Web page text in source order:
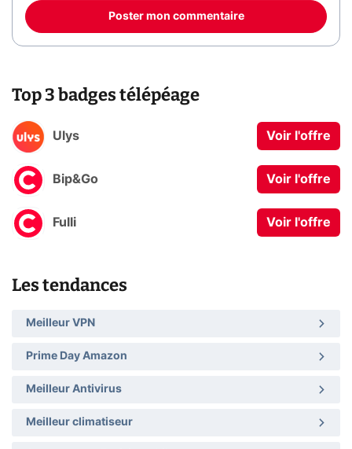
Poster mon commentaire
Top 3 badges télépéage
Ulys Voir l'offre
Bip&Go Voir l'offre
Fulli Voir l'offre
Les tendances
Meilleur VPN
Prime Day Amazon
Meilleur Antivirus
Meilleur climatiseur